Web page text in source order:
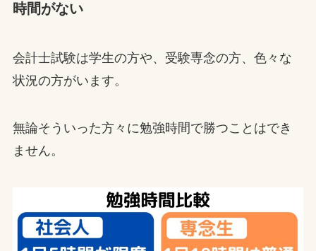
時間がない
会計士試験は学生の方や、受験専念の方、色々な
状況の方がいます。
無論そういった方々に勉強時間で勝つことはでき
ません。